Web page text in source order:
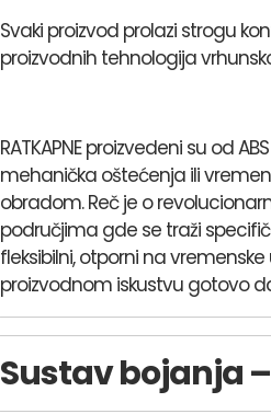
Svaki proizvod prolazi strogu
proizvodnih tehnologija
RATKAPNE proizvedeni su od
mehanička oštećenja ili
obradom. Reč je o
područjima gde se traži
fleksibilni, otporni na
proizvodnom iskustvu gotovo
Sustav bojanja